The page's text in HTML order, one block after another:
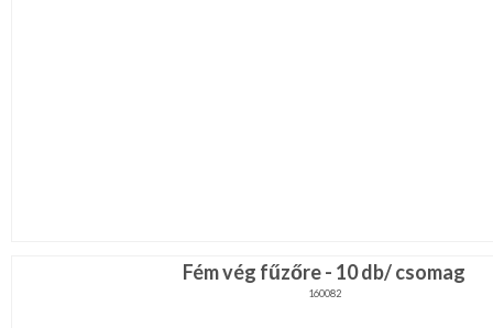
Fém vég fűzőre - 10 db/ csomag
160082